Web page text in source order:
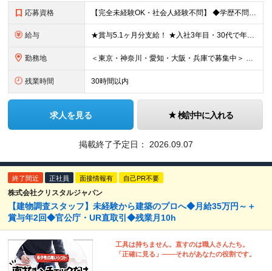
応募資格 【完全未経験OK・社会人経験不問】 ◆学歴不問 ◆第二新卒の方も歓迎 ★知識・経験は一切問いません！ 「これまでの経験に不安がある」という方も、ぜひお気軽にご応募ください。 【このような方にオスス
給与 ★賞与5.1ヶ月分支給！ ★入社3年目・30代で年収730万円の先輩も活躍中！ ★入社1年目・20代で月収29万円の実績あり 月給：22.5万円～30.5万円＋各種手当＋賞与年2回＋残業代全額支給
勤務地 ＜東京・神奈川・愛知・大阪・兵庫で募集中＞ 【東京】 ■東京支店大井2号事業所 東京都品川区八潮2-1-2大井2号 コンテナターミナル内 ■東京支店青海A4事業所 東京都江東区青海3-1-1 青海コ
残業時間 30時間以内
求人を見る 検討中に入れる
掲載終了予定日： 2026.09.07
終了間近 正社員 面接情報有 自己PR不要
株式会社クリスタルジャパン
【建物調査スタッフ】未経験から建築のプロへ◆月給35万円～＋
賞与年2回◆官公庁・UR直取引◆残業月10h
工具は持ちません。直すのは職人さんたち。
「正確に見る」――それがあなたの役割です。